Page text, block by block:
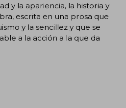
y la apariencia, la historia y
escrita en una prosa que
y la sencillez y que se
a la acción a la que da